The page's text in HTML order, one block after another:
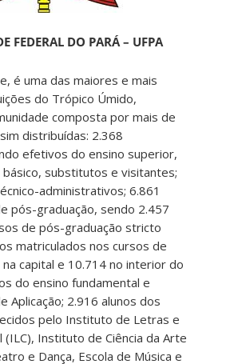
FEDERAL DO PARÁ – UFPA
é uma das maiores e mais
do Trópico Úmido,
composta por mais de
distribuídas: 2.368
efetivos do ensino superior,
substitutos e visitantes;
administrativos; 6.861
pós-graduação, sendo 2.457
de pós-graduação stricto
matriculados nos cursos de
capital e 10.714 no interior do
do ensino fundamental e
Aplicação; 2.916 alunos dos
pelo Instituto de Letras e
(ILC), Instituto de Ciência da Arte
e Dança, Escola de Música e